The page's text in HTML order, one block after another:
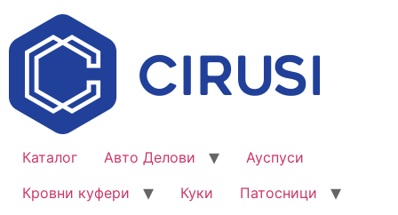
Каталог Авто Делови
Ауспуси
Кровни куфери
Куки
Патосници